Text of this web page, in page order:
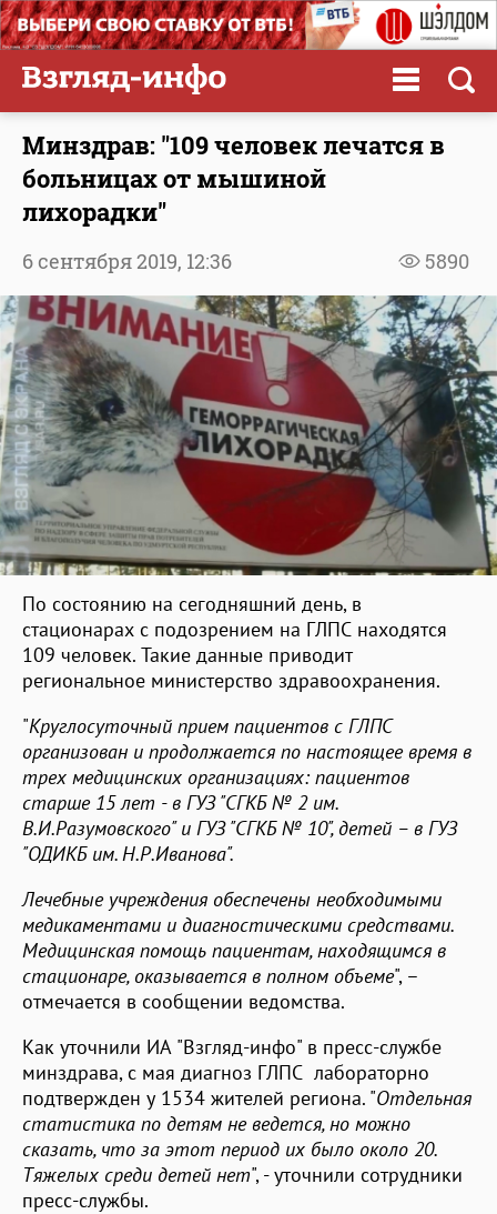
Минздрав: "109 человек лечатся в
больницах от мышиной
лихорадки"
5890
6 сентября 2019, 12:36
По состоянию на сегодняшний день, в
стационарах с подозрением на ГЛПС находятся
109 человек. Такие данные приводит
региональное министерство здравоохранения.
"Круглосуточный прием пациентов с ГЛПС
организован и продолжается по настоящее время в
трех медицинских организациях: пациентов
старше 15 лет - в ГУЗ "СГКБ № 2 им.
В.И.Разумовского" и ГУЗ "СГКБ № 10", детей – в ГУЗ
"ОДИКБ им. Н.Р.Иванова".
Лечебные учреждения обеспечены необходимыми
медикаментами и диагностическими средствами.
Медицинская помощь пациентам, находящимся в
стационаре, оказывается в полном объеме", –
отмечается в сообщении ведомства.
Как уточнили ИА "Взгляд-инфо" в пресс-службе
минздрава, с мая диагноз ГЛПС лабораторно
подтвержден у 1534 жителей региона. "Отдельная
статистика по детям не ведется, но можно
сказать, что за этот период их было около 20.
Тяжелых среди детей нет", - уточнили сотрудники
пресс-службы.